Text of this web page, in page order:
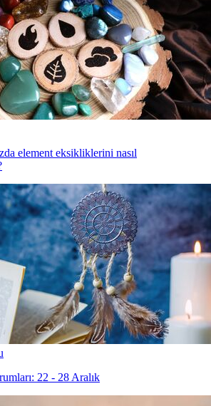
element eksikliklerini nasıl
22 - 28 Aralık